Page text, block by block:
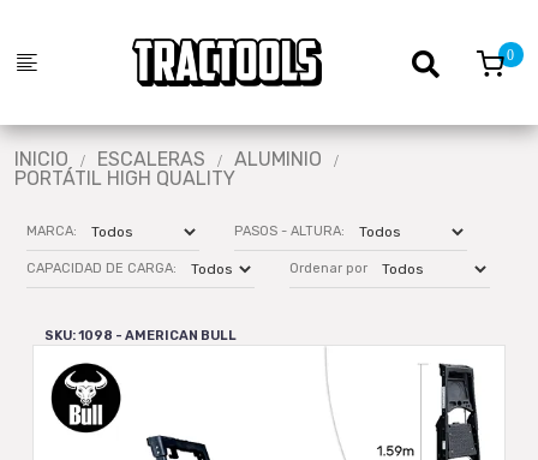
INICIO ESCALERAS
ALUMINIO
PORTÁTIL HIGH QUALITY
MARCA: PASOS - ALTURA:
CAPACIDAD DE CARGA: Ordenar por
SKU: 1098 - AMERICAN BULL